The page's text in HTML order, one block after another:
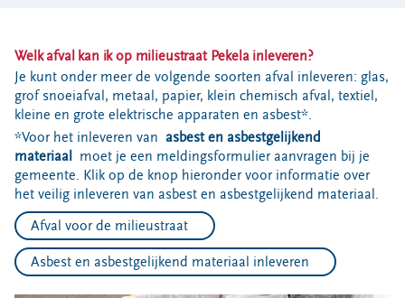
Welk afval kan ik op milieustraat Pekela inleveren?
Je kunt onder meer de volgende soorten afval inleveren: glas,
grof snoeiafval, metaal, papier, klein chemisch afval, textiel,
kleine en grote elektrische apparaten en asbest*.
*Voor het inleveren van asbest en asbestgelijkend
materiaal moet je een meldingsformulier aanvragen bij je
gemeente. Klik op de knop hieronder voor informatie over
het veilig inleveren van asbest en asbestgelijkend materiaal.
Afval voor de milieustraat
Asbest en asbestgelijkend materiaal inleveren